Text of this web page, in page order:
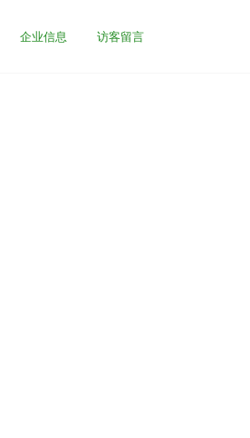
企业信息 访客留言